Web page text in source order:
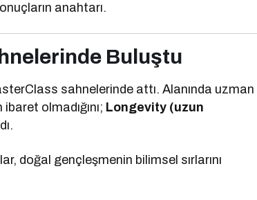
anahtarı.
Buluştu
sahnelerinde attı. Alanında uzman
olmadığını; Longevity (uzun
doğal gençleşmenin bilimsel sırlarını